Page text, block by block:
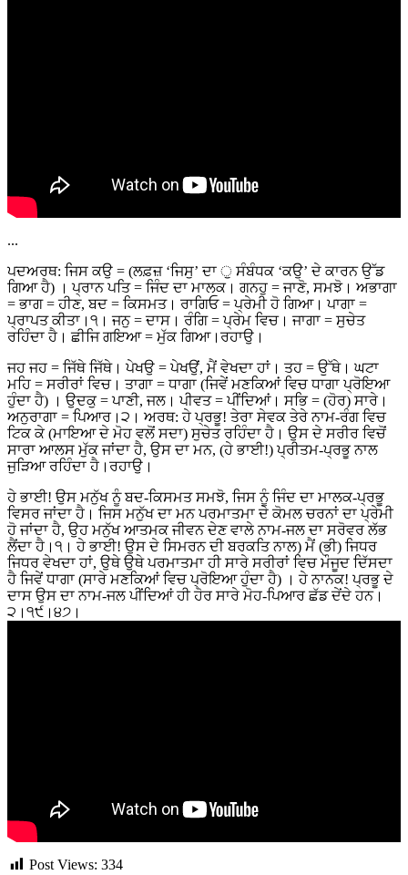
...
ਪਦਅਰਥ: ਜਿਸ ਕਉ = (ਲਫ਼ਜ਼ ‘ਜਿਸੁ’ ਦਾ ੁ ਸੰਬੰਧਕ ‘ਕਉ’ ਦੇ ਕਾਰਨ ਉੱਡ
ਗਿਆ ਹੈ) । ਪ੍ਰਾਨ ਪਤਿ = ਜਿੰਦ ਦਾ ਮਾਲਕ। ਗਨਹੁ = ਜਾਣੋ, ਸਮਝੋ। ਅਭਾਗਾ
= ਭਾਗ = ਹੀਣ, ਬਦ = ਕਿਸਮਤ। ਰਾਗਿਓ = ਪ੍ਰੇਮੀ ਹੋ ਗਿਆ। ਪਾਗਾ =
ਪ੍ਰਾਪਤ ਕੀਤਾ।੧। ਜਨੁ = ਦਾਸ। ਰੰਗਿ = ਪ੍ਰੇਮ ਵਿਚ। ਜਾਗਾ = ਸੁਚੇਤ
ਰਹਿੰਦਾ ਹੈ। ਛੀਜਿ ਗਇਆ = ਮੁੱਕ ਗਿਆ।ਰਹਾਉ।
ਜਹ ਜਹ = ਜਿੱਥੇ ਜਿੱਥੇ। ਪੇਖਉ = ਪੇਖਉਂ, ਮੈਂ ਵੇਖਦਾ ਹਾਂ। ਤਹ = ਉੱਥੇ। ਘਟਾ
ਮਹਿ = ਸਰੀਰਾਂ ਵਿਚ। ਤਾਗਾ = ਧਾਗਾ (ਜਿਵੇਂ ਮਣਕਿਆਂ ਵਿਚ ਧਾਗਾ ਪ੍ਰੋਇਆ
ਹੁੰਦਾ ਹੈ) । ਉਦਕੁ = ਪਾਣੀ, ਜਲ। ਪੀਵਤ = ਪੀਂਦਿਆਂ। ਸਭਿ = (ਹੋਰ) ਸਾਰੇ।
ਅਨੁਰਾਗਾ = ਪਿਆਰ।੨। ਅਰਥ: ਹੇ ਪ੍ਰਭੂ! ਤੇਰਾ ਸੇਵਕ ਤੇਰੇ ਨਾਮ-ਰੰਗ ਵਿਚ
ਟਿਕ ਕੇ (ਮਾਇਆ ਦੇ ਮੋਹ ਵਲੋਂ ਸਦਾ) ਸੁਚੇਤ ਰਹਿੰਦਾ ਹੈ। ਉਸ ਦੇ ਸਰੀਰ ਵਿਚੋਂ
ਸਾਰਾ ਆਲਸ ਮੁੱਕ ਜਾਂਦਾ ਹੈ, ਉਸ ਦਾ ਮਨ, (ਹੇ ਭਾਈ!) ਪ੍ਰੀਤਮ-ਪ੍ਰਭੂ ਨਾਲ
ਜੁੜਿਆ ਰਹਿੰਦਾ ਹੈ।ਰਹਾਉ।
ਹੇ ਭਾਈ! ਉਸ ਮਨੁੱਖ ਨੂੰ ਬਦ-ਕਿਸਮਤ ਸਮਝੋ, ਜਿਸ ਨੂੰ ਜਿੰਦ ਦਾ ਮਾਲਕ-ਪ੍ਰਭੂ
ਵਿਸਰ ਜਾਂਦਾ ਹੈ। ਜਿਸ ਮਨੁੱਖ ਦਾ ਮਨ ਪਰਮਾਤਮਾ ਦੇ ਕੋਮਲ ਚਰਨਾਂ ਦਾ ਪ੍ਰੇਮੀ
ਹੋ ਜਾਂਦਾ ਹੈ, ਉਹ ਮਨੁੱਖ ਆਤਮਕ ਜੀਵਨ ਦੇਣ ਵਾਲੇ ਨਾਮ-ਜਲ ਦਾ ਸਰੋਵਰ ਲੱਭ
ਲੈਂਦਾ ਹੈ।੧। ਹੇ ਭਾਈ! ਉਸ ਦੇ ਸਿਮਰਨ ਦੀ ਬਰਕਤਿ ਨਾਲ) ਮੈਂ (ਭੀ) ਜਿਧਰ
ਜਿਧਰ ਵੇਖਦਾ ਹਾਂ, ਉਥੇ ਉਥੇ ਪਰਮਾਤਮਾ ਹੀ ਸਾਰੇ ਸਰੀਰਾਂ ਵਿਚ ਮੌਜੂਦ ਦਿੱਸਦਾ
ਹੈ ਜਿਵੇਂ ਧਾਗਾ (ਸਾਰੇ ਮਣਕਿਆਂ ਵਿਚ ਪ੍ਰੋਇਆ ਹੁੰਦਾ ਹੈ) । ਹੇ ਨਾਨਕ! ਪ੍ਰਭੂ ਦੇ
ਦਾਸ ਉਸ ਦਾ ਨਾਮ-ਜਲ ਪੀਂਦਿਆਂ ਹੀ ਹੋਰ ਸਾਰੇ ਮੋਹ-ਪਿਆਰ ਛੱਡ ਦੇਂਦੇ ਹਨ।
੨।੧੯।੪੭।
Post Views: 334